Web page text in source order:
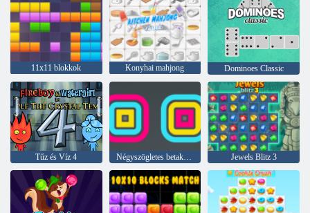
11x11 blokkok Konyhai mahjong Dominoes Classic
Tűz és Víz 4 Négyszögletes betakarító Jewels Blitz 3